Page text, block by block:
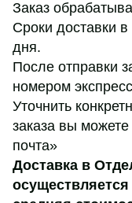
Заказ
Сроки доставки
дня.
После отправки
номером
Уточнить
заказа вы
почта»
Доставка в